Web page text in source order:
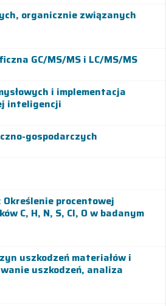
organicznie związanych
GC/MS/MS i LC/MS/MS
i implementacja
inteligencji
gospodarczych
procentowej
C, H, N, S, Cl, O w badanym
uszkodzeń materiałów i
uszkodzeń, analiza